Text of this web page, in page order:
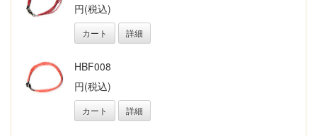
円(税込)
カート 詳細
HBF008
円(税込)
カート 詳細